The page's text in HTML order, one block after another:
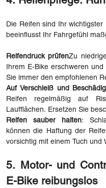
Die Reifen sind Ihr
beeinflusst Ihr Fahrgefühl
Reifendruck prüfenZu
Ihrem E-Bike erschweren
Sie immer den empfohlenen
Auf Verschleiß und
Reifen regelmäßig auf
Laufflächen. Ersetzen Sie
Reifen sauber halten:
können die Haftung der
vorsichtig mit einem Tuch und
5. Motor- und
E-Bike reibungslos